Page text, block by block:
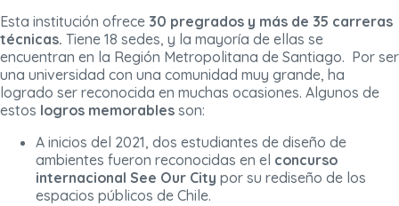
Esta institución ofrece 30 pregrados y más de 35 carreras
técnicas. Tiene 18 sedes, y la mayoría de ellas se
encuentran en la Región Metropolitana de Santiago. Por ser
una universidad con una comunidad muy grande, ha
logrado ser reconocida en muchas ocasiones. Algunos de
estos logros memorables son:
A inicios del 2021, dos estudiantes de diseño de
ambientes fueron reconocidas en el concurso
internacional See Our City por su rediseño de los
espacios públicos de Chile.